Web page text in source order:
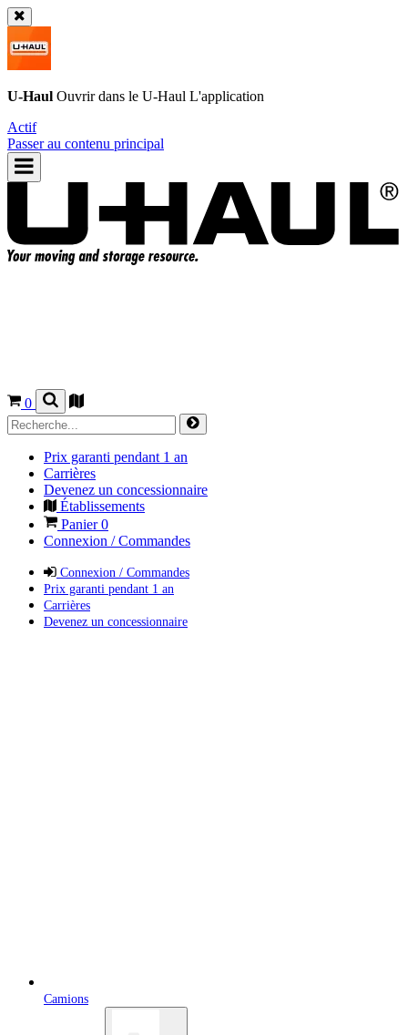
U-Haul Ouvrir dans le U-Haul L'application
Actif
Passer au contenu principal
0
Prix garanti pendant 1 an
Carrières
Devenez un concessionnaire
Établissements
Panier0
Connexion / Commandes
Connexion / Commandes
Prix garanti pendant 1 an
Carrières
Devenez un concessionnaire
Camions